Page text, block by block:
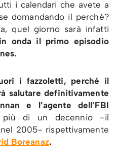
i calendari che avete a
domandando il perché?
quel giorno sarà infatti
onda il primo episodio
i fazzoletti, perché il
salutare definitivamente
e l’agente dell’FBI
più di un decennio -il
2005- rispettivamente
Boreanaz.